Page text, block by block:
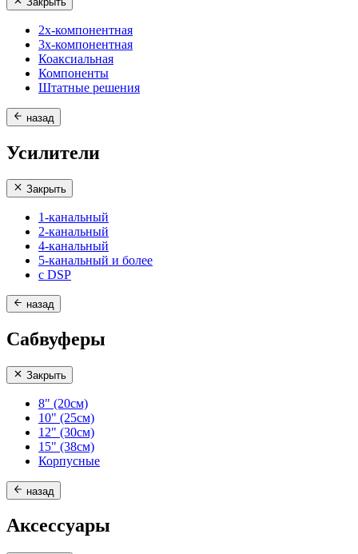
2х-компонентная
3х-компонентная
Коаксиальная
Компоненты
Штатные решения
назад
Усилители
Закрыть
1-канальный
2-канальный
4-канальный
5-канальный и более
с DSP
назад
Сабвуферы
Закрыть
8" (20см)
10" (25см)
12" (30см)
15" (38см)
Корпусные
назад
Аксессуары